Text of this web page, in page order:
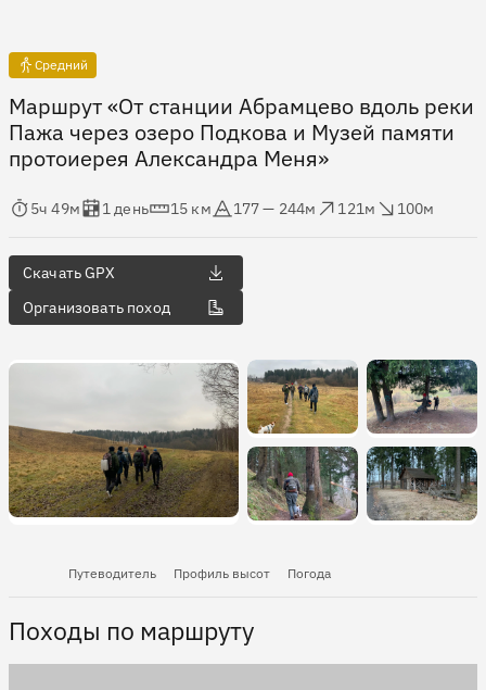
Средний
Маршрут «От станции Абрамцево вдоль реки
Пажа через озеро Подкова и Музей памяти
протоиерея Александра Меня»
в пути
5ч 49м
Оценка в днях
1 день
Дистанция
15 км
Абсолютная высота
177 — 244м
Набор высоты
121м
100м
Скачать GPX
Организовать поход
Путеводитель Профиль высот Погода
Походы по маршруту